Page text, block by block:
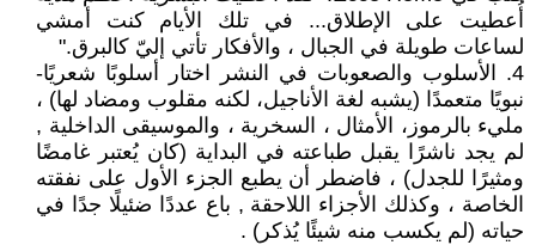
أُعطيت على الإطلاق... في تلك الأيام كنت أمشي
لساعات طويلة في الجبال ، والأفكار تأتي إليّ كالبرق."
4. الأسلوب والصعوبات في النشر اختار أسلوبًا شعريًا-
نبويًا متعمدًا (يشبه لغة الأناجيل، لكنه مقلوب ومضاد لها) ،
مليء بالرموز، الأمثال ، السخرية ، والموسيقى الداخلية ,
لم يجد ناشرًا يقبل طباعته في البداية (كان يُعتبر غامضًا
ومثيرًا للجدل) ، فاضطر أن يطبع الجزء الأول على نفقته
الخاصة ، وكذلك الأجزاء اللاحقة , باع عددًا ضئيلًا جدًا في
حياته (لم يكسب منه شيئًا يُذكر) .